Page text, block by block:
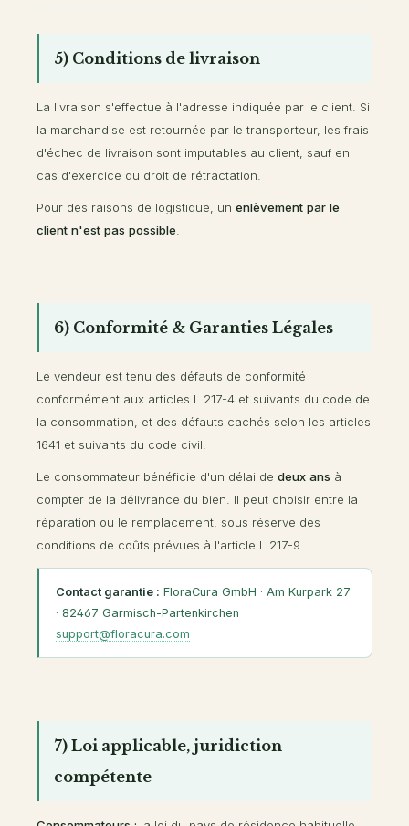
5) Conditions de livraison
La livraison s'effectue à l'adresse indiquée par le client. Si
la marchandise est retournée par le transporteur, les frais
d'échec de livraison sont imputables au client, sauf en
cas d'exercice du droit de rétractation.
Pour des raisons de logistique, un enlèvement par le
client n'est pas possible
6) Conformité & Garanties Légales
Le vendeur est tenu des défauts de conformité
conformément aux articles L.217-4 et suivants du code de
la consommation, et des défauts cachés selon les articles
1641 et suivants du code civil.
Le consommateur bénéficie d'un délai de deux ans à
compter de la délivrance du bien. Il peut choisir entre la
réparation ou le remplacement, sous réserve des
conditions de coûts prévues à l'article L.217-9.
Contact garantie : FloraCura GmbH · Am Kurpark 27
· 82467 Garmisch-Partenkirchen
support@floracura.com
7) Loi applicable, juridiction
compétente